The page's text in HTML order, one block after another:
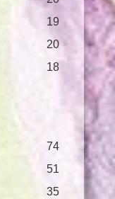
19
20
18
74
51
35